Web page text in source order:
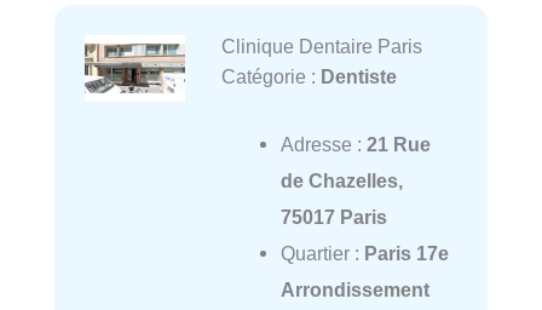
Clinique Dentaire Paris
Catégorie : Dentiste
Adresse : 21 Rue
de Chazelles,
75017 Paris
Quartier : Paris 17e
Arrondissement